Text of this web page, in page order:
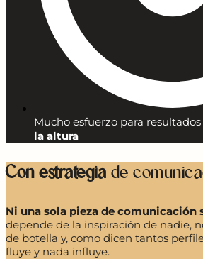
Mucho esfuerzo para
la altura
Con estrategia de
Ni una sola pieza de comunicación
depende de la inspiración de nadie,
de botella y, como dicen tantos
fluye y nada influye.